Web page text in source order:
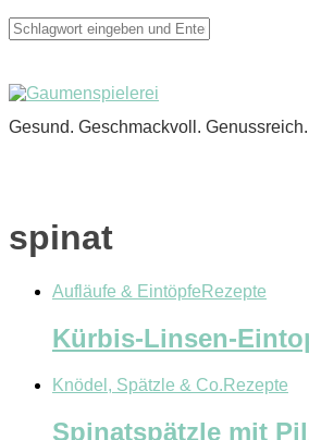
Gesund. Geschmackvoll. Genussreich.
spinat
Aufläufe & Eintöpfe Rezepte
Kürbis-Linsen-
Knödel, Spätzle & Co. Rezepte
Spinatspätzle mit